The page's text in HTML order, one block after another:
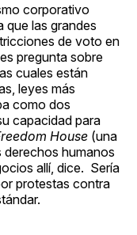
corporativo
que las grandes
de voto en
pregunta sobre
cuales están
leyes más
como dos
capacidad para
House (una
derechos humanos
allí, dice. Sería
protestas contra